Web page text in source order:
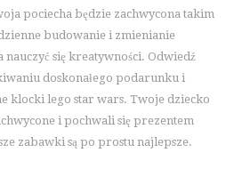
ŁAZIENKI
ODZIEŻ
SPORT
RTV, AGD
DLA ZWIERZĄT
ROŚLINY
pociecha będzie zachwycona takim
budowanie i zmienianie
się kreatywności. Odwiedź
doskonałego podarunku i
klocki lego star wars. Twoje dziecko
i pochwali się prezentem
zabawki są po prostu najlepsze.